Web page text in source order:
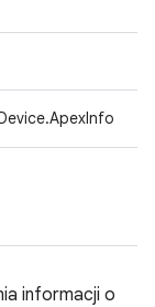
informacji o